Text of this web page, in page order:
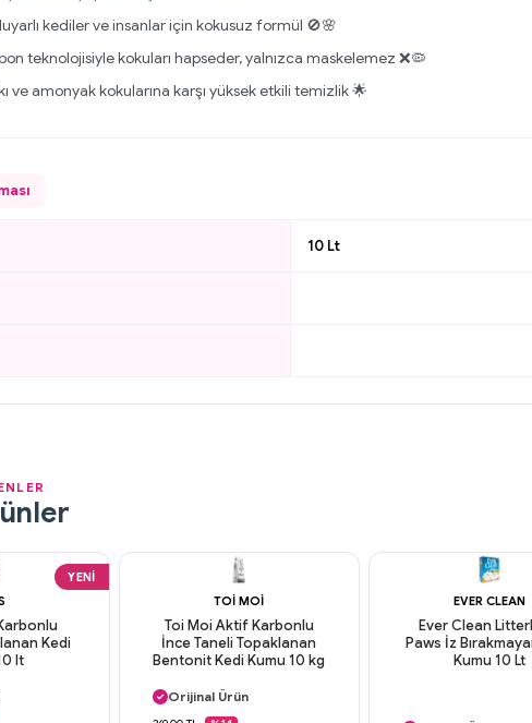
kediler ve insanlar için kokusuz formül 🚫🌸
teknolojisiyle kokuları hapseder, yalnızca maskelemez ❌🦠
ve amonyak kokularına karşı yüksek etkili temizlik 🌟
10 Lt
YENI
Kedi
lt
TOI MOI
Toi Moi Aktif Karbonlu
İnce Taneli Topaklanan
Bentonit Kedi Kumu 10 kg
Orijinal Ürün
Güvenli Ödeme
EVER CLEAN
Ever Clean
Paws İz
Kumu 10 Lt